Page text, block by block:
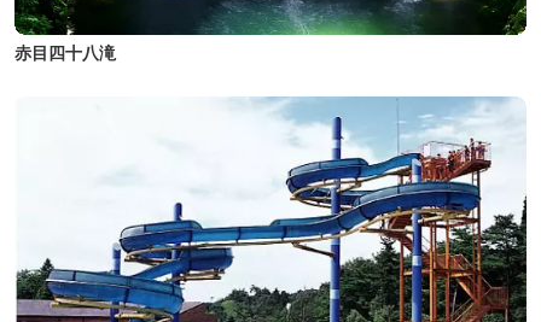
赤目四十八滝